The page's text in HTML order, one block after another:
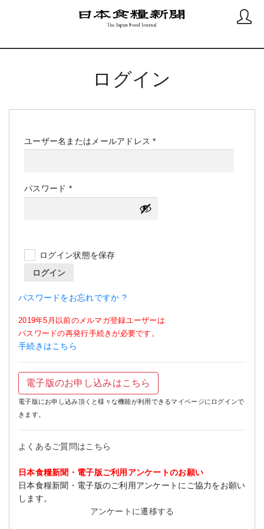
ログイン
ユーザー名またはメールアドレス*必
パスワード *必
須
ログイン状態を保存
ログイン
パスワードをお忘れですか ?
2019年5月以前のメルマガ登録ユーザーは
パスワードの再発行手続きが必要です。
手続きはこちら
電子版のお申し込みはこちら
電子版にお申し込み頂くと様々な機能が利用できるマイページにログインで
きます。
よくあるご質問はこちら
日本食糧新聞・電子版ご利用アンケートのお願い
日本食糧新聞・電子版のご利用アンケートにご協力をお願い
します。
アンケートに遷移する